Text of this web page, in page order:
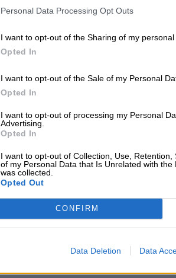
Personal Data Processing Opt Outs
I want to opt-out of the Sharing of my personal
Opted In
I want to opt-out of the Sale of my Personal
Opted In
I want to opt-out of processing my Personal
Advertising.
Opted In
I want to opt-out of Collection, Use, Retention,
of my Personal Data that Is Unrelated with the
was collected.
Opted Out
CONFIRM
Data Deletion Data